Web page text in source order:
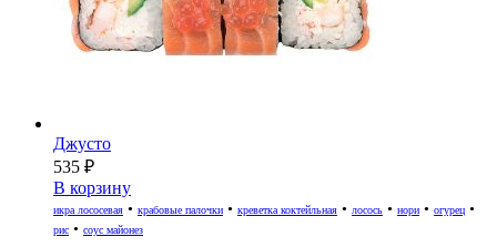
Джусто
535 ₽
В корзину
икра лососевая • крабовые палочки • креветка коктейльная • лосось • нори • огурец •
рис • соус майонез